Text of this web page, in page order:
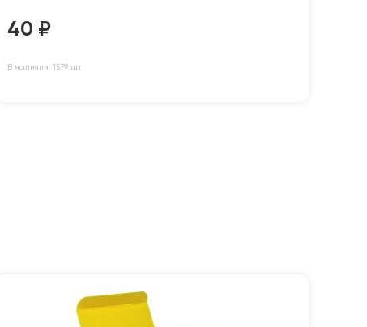
40 ₽
В наличии: 1579 шт